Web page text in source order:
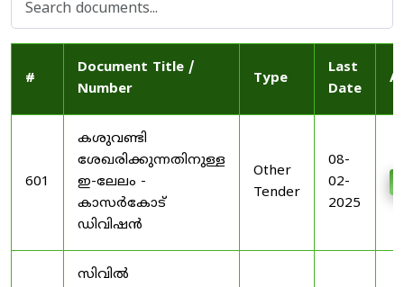
#
Document Title /
Number
Type
Last
Date
601
കശുവണ്ടി
ശേഖരിക്കുന്നതിനുള്ള
ഇ-ലേലം -
കാസർകോട്
ഡിവിഷൻ
Other
Tender
08-
02-
2025
സിവിൽ